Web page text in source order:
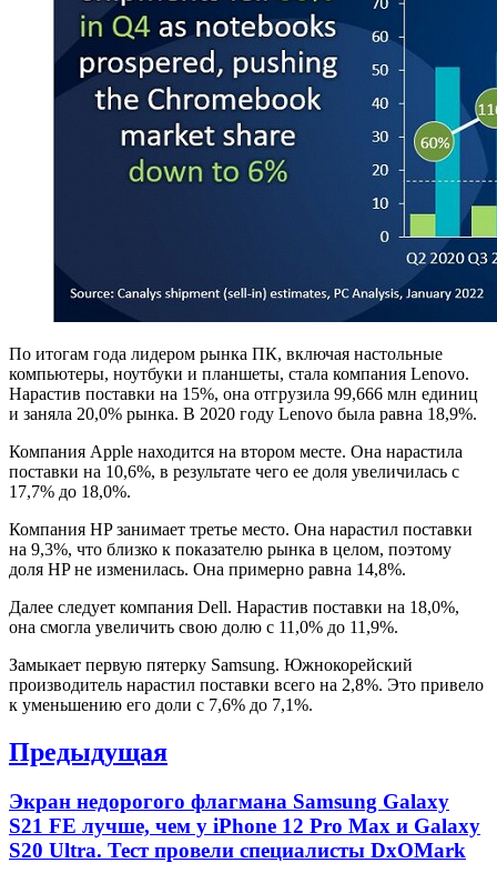
По итогам года лидером рынка ПК, включая настольные
компьютеры, ноутбуки и планшеты, стала компания Lenovo.
Нарастив поставки на 15%, она отгрузила 99,666 млн единиц
и заняла 20,0% рынка. В 2020 году Lenovo была равна 18,9%.
Компания Apple находится на втором месте. Она нарастила
поставки на 10,6%, в результате чего ее доля увеличилась с
17,7% до 18,0%.
Компания HP занимает третье место. Она нарастил поставки
на 9,3%, что близко к показателю рынка в целом, поэтому
доля HP не изменилась. Она примерно равна 14,8%.
Далее следует компания Dell. Нарастив поставки на 18,0%,
она смогла увеличить свою долю с 11,0% до 11,9%.
Замыкает первую пятерку Samsung. Южнокорейский
производитель нарастил поставки всего на 2,8%. Это привело
к уменьшению его доли с 7,6% до 7,1%.
Навигация
записям
Предыдущая
Previous
post:
Экран недорогого флагмана Samsung Galaxy
S21 FE лучше, чем у iPhone 12 Pro Max и Galaxy
S20 Ultra. Тест провели специалисты DxOMark